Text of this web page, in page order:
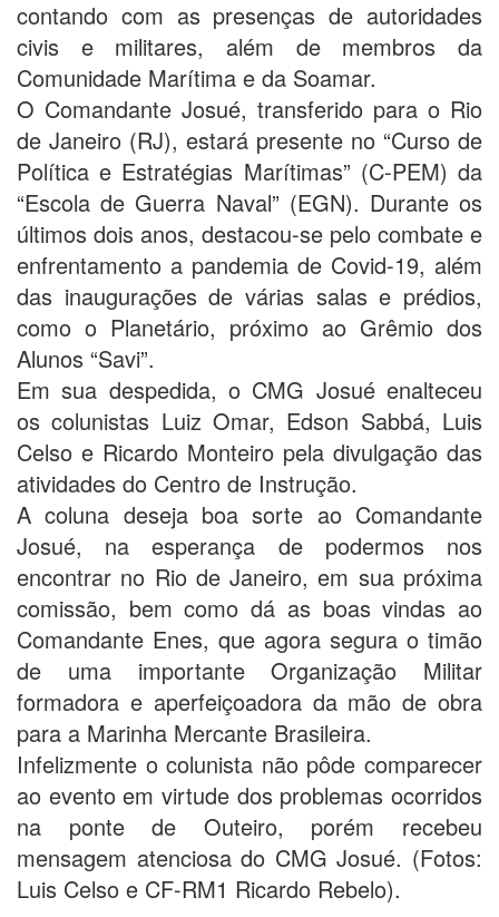
contando com as presenças de autoridades
civis e militares, além de membros da
Comunidade Marítima e da Soamar.
O Comandante Josué, transferido para o Rio
de Janeiro (RJ), estará presente no “Curso de
Política e Estratégias Marítimas” (C-PEM) da
“Escola de Guerra Naval” (EGN). Durante os
últimos dois anos, destacou-se pelo combate e
enfrentamento a pandemia de Covid-19, além
das inaugurações de várias salas e prédios,
como o Planetário, próximo ao Grêmio dos
Alunos “Savi”.
Em sua despedida, o CMG Josué enalteceu
os colunistas Luiz Omar, Edson Sabbá, Luis
Celso e Ricardo Monteiro pela divulgação das
atividades do Centro de Instrução.
A coluna deseja boa sorte ao Comandante
Josué, na esperança de podermos nos
encontrar no Rio de Janeiro, em sua próxima
comissão, bem como dá as boas vindas ao
Comandante Enes, que agora segura o timão
de uma importante Organização Militar
formadora e aperfeiçoadora da mão de obra
para a Marinha Mercante Brasileira.
Infelizmente o colunista não pôde comparecer
ao evento em virtude dos problemas ocorridos
na ponte de Outeiro, porém recebeu
mensagem atenciosa do CMG Josué. (Fotos:
Luis Celso e CF-RM1 Ricardo Rebelo).